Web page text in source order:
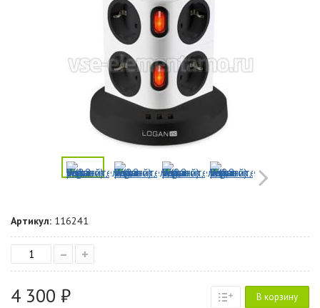
Артикул: 116241
– +
4 300 ₽ В корзину